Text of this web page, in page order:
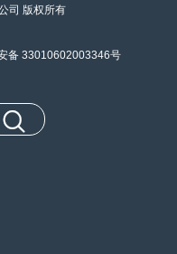
司 版权所有
备 33010602003346号